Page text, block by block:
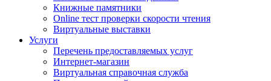
Книжные памятники
Online тест проверки скорости чтения
Виртуальные выставки
Услуги
Перечень предоставляемых услуг
Интернет-магазин
Виртуальная справочная служба